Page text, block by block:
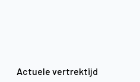
Actuele vertrektijd